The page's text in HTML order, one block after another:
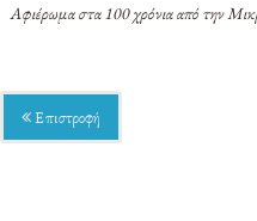
Αφιέρωμα στα 100 χρόνια από την
Επιστροφή